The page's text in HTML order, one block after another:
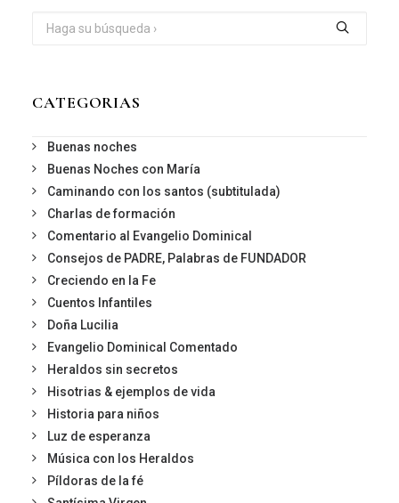
CATEGORIAS
Buenas noches
Buenas Noches con María
Caminando con los santos (subtitulada)
Charlas de formación
Comentario al Evangelio Dominical
Consejos de PADRE, Palabras de FUNDADOR
Creciendo en la Fe
Cuentos Infantiles
Doña Lucilia
Evangelio Dominical Comentado
Heraldos sin secretos
Hisotrias & ejemplos de vida
Historia para niños
Luz de esperanza
Música con los Heraldos
Píldoras de la fé